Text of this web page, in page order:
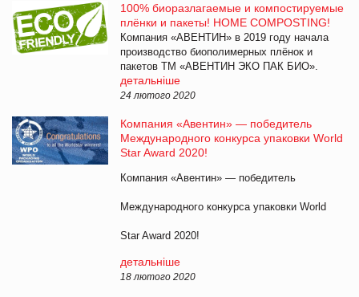
100% биоразлагаемые и компостируемые
плёнки и пакеты! HOME COMPOSTING!
Компания «АВЕНТИН» в 2019 году начала
производство биополимерных плёнок и
пакетов ТМ «АВЕНТИН ЭКО ПАК БИО».
детальніше
24 лютого 2020
Компания «Авентин» — победитель
Международного конкурса упаковки World
Star Award 2020!
Компания «Авентин» — победитель
Международного конкурса упаковки World
Star Award 2020!
детальніше
18 лютого 2020